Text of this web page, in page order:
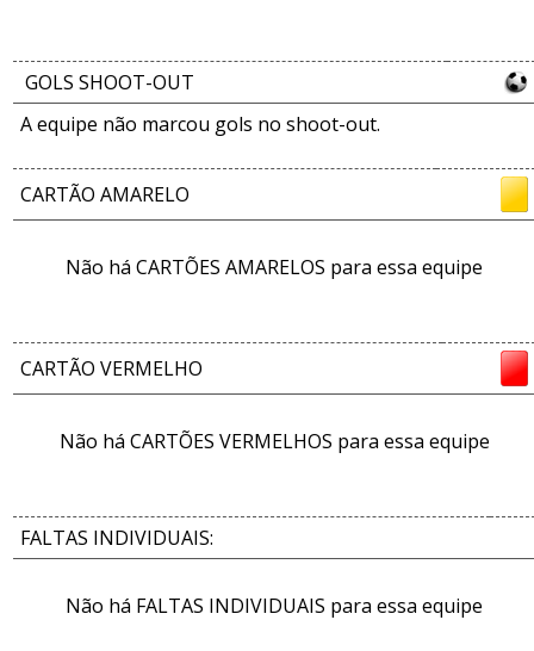
GOLS SHOOT-OUT
A equipe não marcou gols no shoot-out.
CARTÃO AMARELO
Não há CARTÕES AMARELOS para essa equipe
CARTÃO VERMELHO
Não há CARTÕES VERMELHOS para essa equipe
FALTAS INDIVIDUAIS:
Não há FALTAS INDIVIDUAIS para essa equipe